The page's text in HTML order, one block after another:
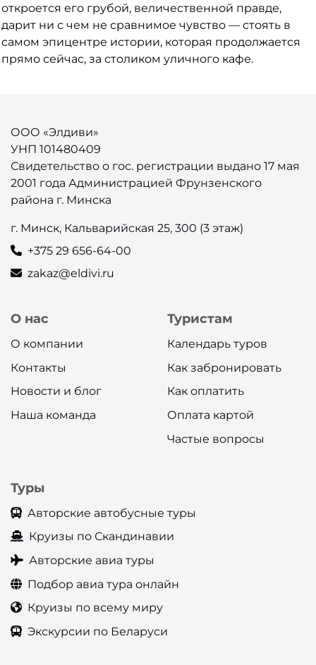
откроется его грубой, величественной правде,
дарит ни с чем не сравнимое чувство — стоять в
самом эпицентре истории, которая продолжается
прямо сейчас, за столиком уличного кафе.
ООО «Элдиви»
УНП 101480409
Свидетельство о гос. регистрации выдано 17 мая
2001 года Администрацией Фрунзенского
района г. Минска
г. Минск, Кальварийская 25, 300 (3 этаж)
+375 29 656-64-00
zakaz@eldivi.ru
О нас
О компании
Контакты
Новости и блог
Наша команда
Туристам
Календарь туров
Как забронировать
Как оплатить
Оплата картой
Частые вопросы
Туры
Авторские автобусные туры
Круизы по Скандинавии
Авторские авиа туры
Подбор авиа тура онлайн
Круизы по всему миру
Экскурсии по Беларуси